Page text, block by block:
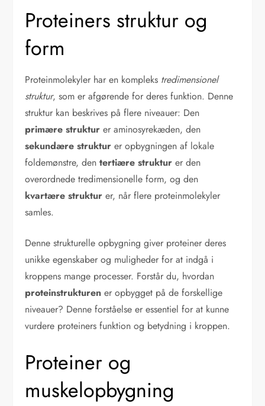
Proteiners struktur og
form
Proteinmolekyler har en kompleks tredimensionel
struktur, som er afgørende for deres funktion. Denne
struktur kan beskrives på flere niveauer: Den
primære struktur er aminosyrekæden, den
sekundære struktur er opbygningen af lokale
foldemønstre, dentertiære struktur er den
overordnede tredimensionelle form, og den
kvartære struktur er, når flere proteinmolekyler
samles.
Denne strukturelle opbygning giver proteiner deres
unikke egenskaber og muligheder for at indgå i
kroppens mange processer. Forstår du, hvordan
proteinstrukturen er opbygget på de forskellige
niveauer? Denne forståelse er essentiel for at kunne
vurdere proteiners funktion og betydning i kroppen.
Proteiner og
muskelopbygning